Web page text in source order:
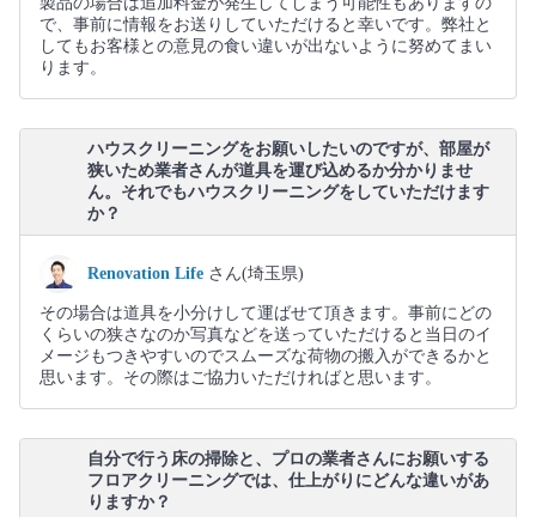
で、事前に情報をお送りしていただけると幸いです。弊社と
してもお客様との意見の食い違いが出ないように努めてまい
ります。
ハウスクリーニングをお願いしたいのですが、部屋が
狭いため業者さんが道具を運び込めるか分かりませ
ん。それでもハウスクリーニングをしていただけます
か？
Renovation Life さん(埼玉県)
その場合は道具を小分けして運ばせて頂きます。事前にどの
くらいの狭さなのか写真などを送っていただけると当日のイ
メージもつきやすいのでスムーズな荷物の搬入ができるかと
思います。その際はご協力いただければと思います。
自分で行う床の掃除と、プロの業者さんにお願いする
フロアクリーニングでは、仕上がりにどんな違いがあ
りますか？